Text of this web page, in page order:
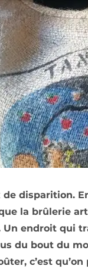
de disparition.
la brûlerie
Un endroit qui
du bout du
c’est